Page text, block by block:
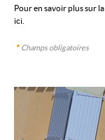
Pour en savoir plus sur
ici.
* Champs obligatoires